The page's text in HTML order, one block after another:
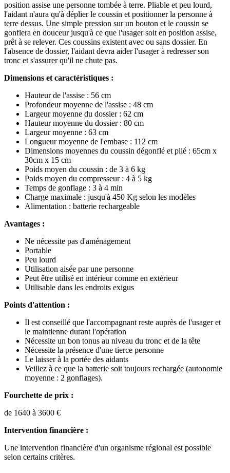
position assise une personne tombée à terre. Pliable et peu lourd,
l'aidant n'aura qu'à déplier le coussin et positionner la personne à
terre dessus. Une simple pression sur un bouton et le coussin se
gonflera en douceur jusqu'à ce que l'usager soit en position assise,
prêt à se relever. Ces coussins existent avec ou sans dossier. En
l'absence de dossier, l'aidant devra aider l'usager à redresser son
tronc et s'assurer qu'il ne chute pas.
Dimensions et caractéristiques :
Hauteur de l'assise : 56 cm
Profondeur moyenne de l'assise : 48 cm
Largeur moyenne du dossier : 62 cm
Hauteur moyenne du dossier : 80 cm
Largeur moyenne : 63 cm
Longueur moyenne de l'embase : 112 cm
Dimensions moyennes du coussin dégonflé et plié : 65cm x
30cm x 15 cm
Poids moyen du coussin : de 3 à 6 kg
Poids moyen du compresseur : 4 à 5 kg
Temps de gonflage : 3 à 4 min
Charge maximale : jusqu'à 450 Kg selon les modèles
Alimentation : batterie rechargeable
Avantages :
Ne nécessite pas d'aménagement
Portable
Peu lourd
Utilisation aisée par une personne
Peut être utilisé en intérieur comme en extérieur
Utilisable dans les endroits exigus
Points d'attention :
Il est conseillé que l'accompagnant reste auprès de l'usager et
le maintienne durant l'opération
Nécessite un bon tonus au niveau du tronc et de la tête
Nécessite la présence d'une tierce personne
Le laisser à la portée des aidants
Veillez à ce que la batterie soit toujours rechargée (autonomie
moyenne : 2 gonflages).
Fourchette de prix :
de 1640 à 3600 €
Intervention financière :
Une intervention financière d'un organisme régional est possible
selon certains critères.